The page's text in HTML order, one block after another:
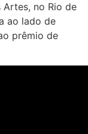
no Rio de
ao lado de
prêmio de